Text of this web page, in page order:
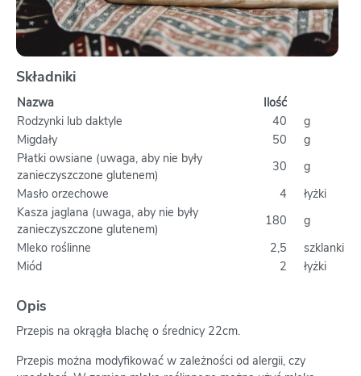
Składniki
Nazwa
Ilość
Rodzynki lub daktyle
40
g
Migdały
50
g
Płatki owsiane (uwaga, aby nie były
zanieczyszczone glutenem)
30
g
Masło orzechowe
4
łyżki
Kasza jaglana (uwaga, aby nie były
zanieczyszczone glutenem)
180
g
Mleko roślinne
2,5
szklanki
Miód
2 łyżki
Opis
Przepis na okrągła blachę o średnicy 22cm.
Przepis można modyfikować w zależności od alergii, czy